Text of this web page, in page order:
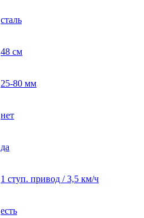
сталь
48 см
25-80 мм
нет
да
1 ступ. привод / 3,5 км/ч
есть